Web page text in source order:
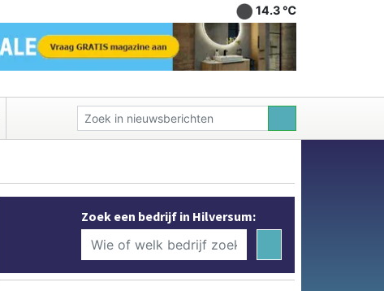
14.3 ℃
Zoek een bedrijf in Hilversum: